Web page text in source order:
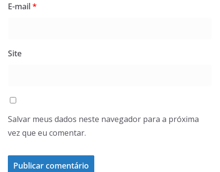
E-mail*
Site
Salvar meus dados neste navegador para a próxima
vez que eu comentar.